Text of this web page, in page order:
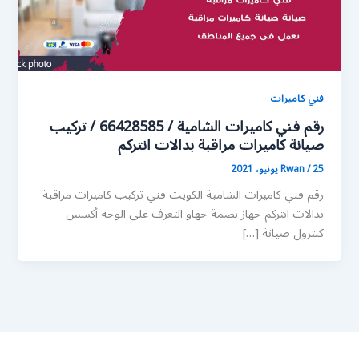
فني كاميرات
رقم فني كاميرات الشامية / 66428585 / تركيب
صيانة كاميرات مراقبة بدالات انتركم
Rwan/25 يونيو، 2021
رقم فني كاميرات الشامية الكويت فني تركيب كاميرات مراقبة
بدالات انتركم جهاز بصمة جهاو التعرف على الوجه أكسس
كنترول صيانة […]